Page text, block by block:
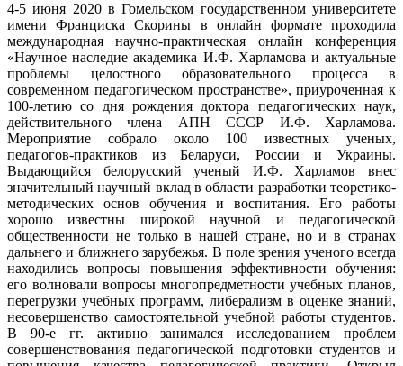
4-5 июня 2020 в Гомельском государственном университете
имени Франциска Скорины в онлайн формате проходила
международная научно-практическая онлайн конференция
«Научное наследие академика И.Ф. Харламова и актуальные
проблемы целостного образовательного процесса в
современном педагогическом пространстве», приуроченная к
100-летию со дня рождения доктора педагогических наук,
действительного члена АПН СССР И.Ф. Харламова.
Мероприятие собрало около 100 известных ученых,
педагогов-практиков из Беларуси, России и Украины.
Выдающийся белорусский ученый И.Ф. Харламов внес
значительный научный вклад в области разработки теоретико-
методических основ обучения и воспитания. Его работы
хорошо известны широкой научной и педагогической
общественности не только в нашей стране, но и в странах
дальнего и ближнего зарубежья. В поле зрения ученого всегда
находились вопросы повышения эффективности обучения:
его волновали вопросы многопредметности учебных планов,
перегрузки учебных программ, либерализм в оценке знаний,
несовершенство самостоятельной учебной работы студентов.
В 90-е гг. активно занимался исследованием проблем
совершенствования педагогической подготовки студентов и